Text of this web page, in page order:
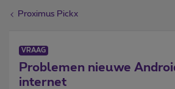
Proximus Pickx
VRAAG
Problemen nieuwe
internet